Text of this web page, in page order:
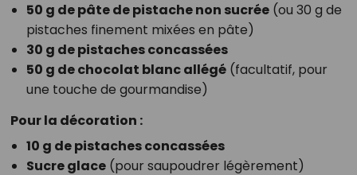
50 g de pâte de pistache non sucrée(ou 30 g de
pistaches finement mixées en pâte)
30 g de pistaches concassées
50 g de chocolat blanc allégé(facultatif, pour
une touche de gourmandise)
Pour la décoration :
10 g de pistaches concassées
Sucre glace(pour saupoudrer légèrement)